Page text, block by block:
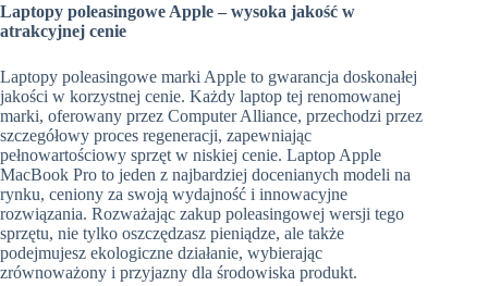
Laptopy poleasingowe Apple – wysoka jakość w
atrakcyjnej cenie
Laptopy poleasingowe marki Apple to gwarancja doskonałej
jakości w korzystnej cenie. Każdy laptop tej renomowanej
marki, oferowany przez Computer Alliance, przechodzi przez
szczegółowy proces regeneracji, zapewniając
pełnowartościowy sprzęt w niskiej cenie. Laptop Apple
MacBook Pro to jeden z najbardziej docenianych modeli na
rynku, ceniony za swoją wydajność i innowacyjne
rozwiązania. Rozważając zakup poleasingowej wersji tego
sprzętu, nie tylko oszczędzasz pieniądze, ale także
podejmujesz ekologiczne działanie, wybierając
zrównoważony i przyjazny dla środowiska produkt.